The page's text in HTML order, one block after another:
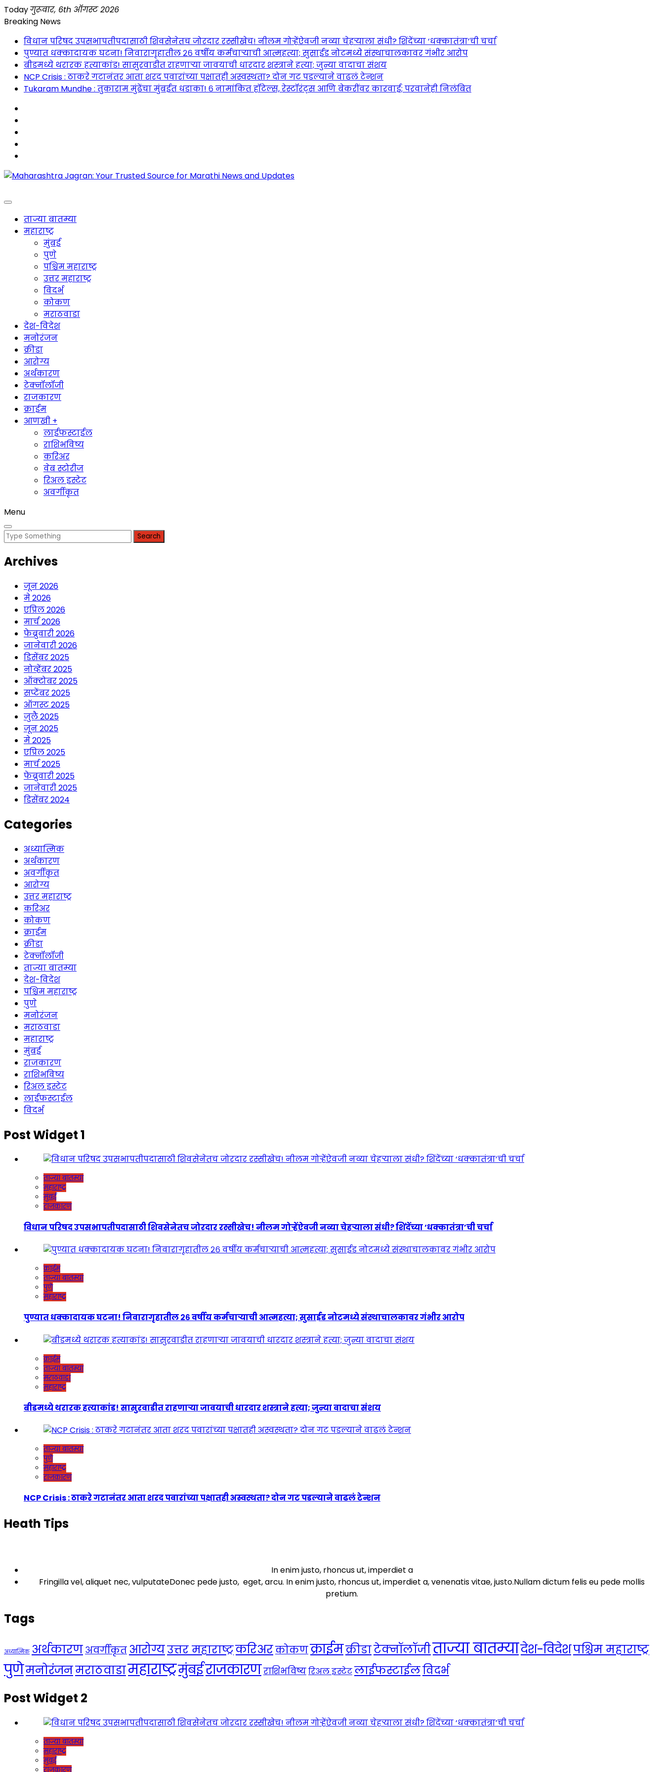
Skip
to
Todayगुरूवार, 6th ऑगस्ट 2026
Breaking News
विधान परिषद उपसभापतीपदासाठी शिवसेनेतच जोरदार रस्सीखेच! नीलम गोऱ्हेंऐवजी नव्या चेहऱ्याला संधी? शिंदेंच्या ‘धक्कातंत्रा’ची चर्चा
पुण्यात धक्कादायक घटना! निवारागृहातील २६ वर्षीय कर्मचाऱ्याची आत्महत्या; सुसाईड नोटमध्ये संस्थाचालकावर गंभीर आरोप
बीडमध्ये थरारक हत्याकांड! सासुरवाडीत राहणाऱ्या जावयाची धारदार शस्त्राने हत्या; जुन्या वादाचा संशय
NCP Crisis : ठाकरे गटानंतर आता शरद पवारांच्या पक्षातही अस्वस्थता? दोन गट पडल्याने वाढलं टेन्शन
Tukaram Mundhe : तुकाराम मुंढेंचा मुंबईत धडाका! ६ नामांकित हॉटेल्स, रेस्टॉरंट्स आणि बेकरींवर कारवाई; परवानेही निलंबित
Maharashtra Jagran : Your Trusted Companion for the Latest News
ताज्या बातम्या
महाराष्ट्र
मुंबई
पुणे
पश्चिम महाराष्ट्र
उत्तर महाराष्ट्र
विदर्भ
कोकण
मराठवाडा
देश-विदेश
मनोरंजन
क्रीडा
आरोग्य
अर्थकारण
टेक्नॉलॉजी
राजकारण
क्राईम
आणखी +
लाईफस्टाईल
राशिभविष्य
करिअर
वेब स्टोरीज
रिअल इस्टेट
अवर्गीकृत
Menu
Search
Archives
जून 2026
मे 2026
एप्रिल 2026
मार्च 2026
फेब्रुवारी 2026
जानेवारी 2026
डिसेंबर 2025
नोव्हेंबर 2025
ऑक्टोबर 2025
सप्टेंबर 2025
ऑगस्ट 2025
जुलै 2025
जून 2025
मे 2025
एप्रिल 2025
मार्च 2025
फेब्रुवारी 2025
जानेवारी 2025
डिसेंबर 2024
Categories
अध्यात्मिक
अर्थकारण
अवर्गीकृत
आरोग्य
उत्तर महाराष्ट्र
करिअर
कोकण
क्राईम
क्रीडा
टेक्नॉलॉजी
ताज्या बातम्या
देश-विदेश
पश्चिम महाराष्ट्र
पुणे
मनोरंजन
मराठवाडा
महाराष्ट्र
मुंबई
राजकारण
राशिभविष्य
रिअल इस्टेट
लाईफस्टाईल
विदर्भ
Post Widget 1
ताज्या बातम्या
महाराष्ट्र
मुंबई
राजकारण
विधान परिषद उपसभापतीपदासाठी शिवसेनेतच जोरदार रस्सीखेच! नीलम गोऱ्हेंऐवजी नव्या चेहऱ्याला संधी? शिंदेंच्या ‘धक्कातंत्रा’ची चर्चा
क्राईम
ताज्या बातम्या
पुणे
महाराष्ट्र
पुण्यात धक्कादायक घटना! निवारागृहातील २६ वर्षीय कर्मचाऱ्याची आत्महत्या; सुसाईड नोटमध्ये संस्थाचालकावर गंभीर आरोप
क्राईम
ताज्या बातम्या
मराठवाडा
महाराष्ट्र
बीडमध्ये थरारक हत्याकांड! सासुरवाडीत राहणाऱ्या जावयाची धारदार शस्त्राने हत्या; जुन्या वादाचा संशय
ताज्या बातम्या
पुणे
महाराष्ट्र
राजकारण
NCP Crisis : ठाकरे गटानंतर आता शरद पवारांच्या पक्षातही अस्वस्थता? दोन गट पडल्याने वाढलं टेन्शन
Heath Tips
In enim justo, rhoncus ut, imperdiet a
Fringilla vel, aliquet nec, vulputateDonec pede justo, eget, arcu. In enim justo, rhoncus ut, imperdiet a, venenatis vitae, justo.Nullam dictum felis eu pede mollis
pretium.
Tags
अध्यात्मिक अर्थकारणअवर्गीकृत आरोग्यउत्तर महाराष्ट्रकरिअरकोकणक्राईमक्रीडाटेक्नॉलॉजीताज्या बातम्यादेश-विदेशपश्चिम महाराष्ट्र
पुणेमनोरंजनमराठवाडामहाराष्ट्रमुंबईराजकारणराशिभविष्यरिअल इस्टेटलाईफस्टाईलविदर्भ
Post Widget 2
ताज्या बातम्या
महाराष्ट्र
मुंबई
राजकारण